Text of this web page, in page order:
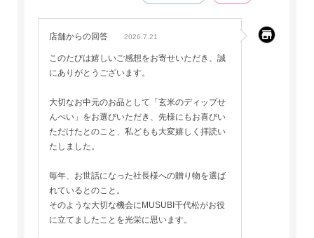
店舗からの回答 2026.7.21
このたびは嬉しいご感想をお寄せいただき、誠
にありがとうございます。
大切なお中元のお品として「玄米のディップせ
んべい」をお選びいただき、先様にもお喜びい
ただけたとのこと、私どもも大変嬉しく拝読い
たしました。
毎年、お世話になった社長様への贈り物を選ば
れているとのこと。
そのような大切な機会にMUSUBI千代松がお役
に立てましたことを光栄に思います。